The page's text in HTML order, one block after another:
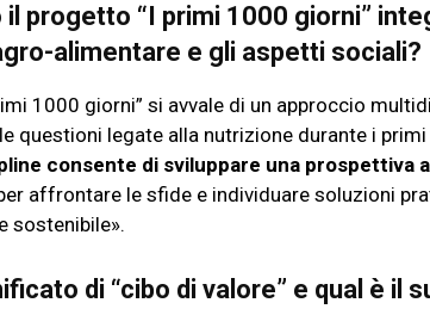
il progetto “I primi 1000 giorni”
alimentare e gli aspetti sociali?
1000 giorni” si avvale di un approccio
questioni legate alla nutrizione durante i
consente di sviluppare una prospettiva
affrontare le sfide e individuare soluzioni
sostenibile».
di “cibo di valore” e qual è il